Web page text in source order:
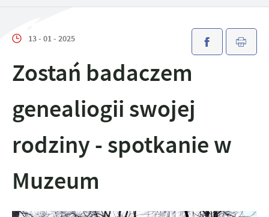
13 - 01 - 2025
Zostań badaczem
genealiogii swojej
rodziny - spotkanie w
Muzeum